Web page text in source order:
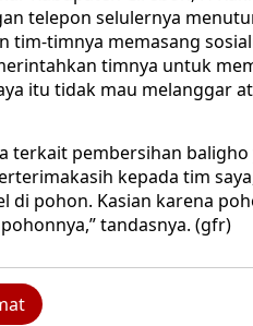
telepon selulernya
tim-timnya memasang
timnya untuk
itu tidak mau melanggar
terkait pembersihan baligho
kepada tim
di pohon. Kasian karena
tandasnya. (gfr)